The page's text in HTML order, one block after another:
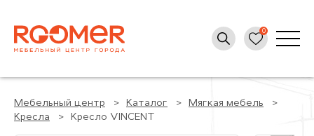
Мебельный центр Каталог
Мягкая мебель
Кресла
Кресло VINCENT